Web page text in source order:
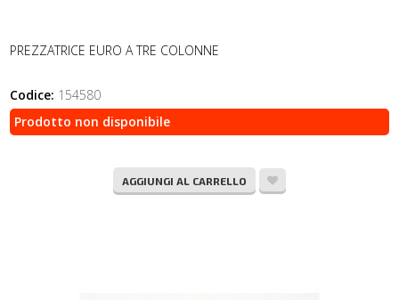
PREZZATRICE EURO A TRE COLONNE
Codice: 154580
Prodotto non disponibile
AGGIUNGI AL CARRELLO